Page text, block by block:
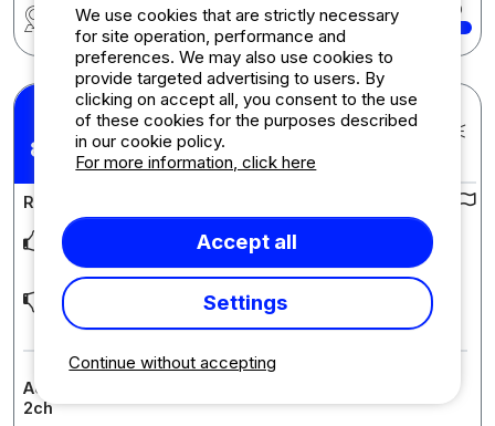
Region 10
8,5 /10
Evelyne D.
Posted 15/07/2026
Stay : 05/07/2026 - 12/07/2026
Review of the campsite :
Semaine agréable avec tout de même une petite déception
au niveau des animations pour les enfants...
Plus de diversités au niveau animation..un peu plus de
convivialité et bonne humeur en ce qui concer
... Read more
Accommodation review : Mobil-Home Confort Murier
2ch
Continue without accepting
We use cookies that are strictly necessary
for site operation, performance and
preferences. We may also use cookies to
provide targeted advertising to users. By
clicking on accept all, you consent to the use
of these cookies for the purposes described
in our cookie policy.
For more information, click here
Accept all
Settings